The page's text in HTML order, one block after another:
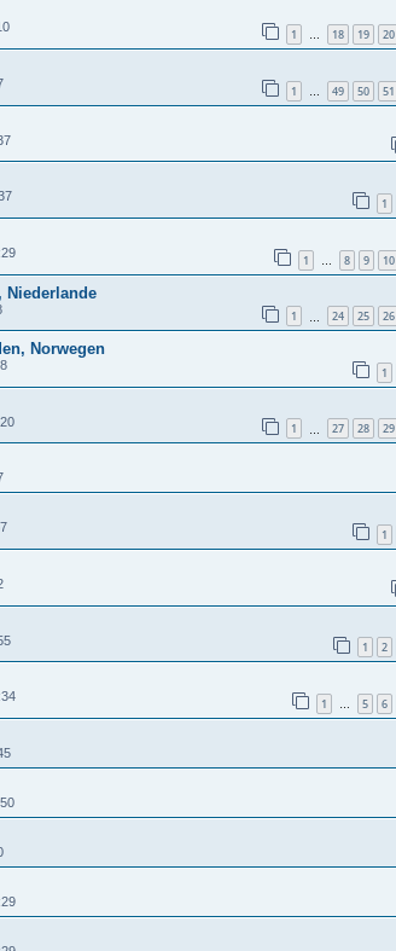
1 … 18 19 20
1 … 49 50 51
1
1 … 8 9 10
Niederlande
1 24 25 26
Norwegen
1
1 27 28 29
1
1 2
1 … 5 6